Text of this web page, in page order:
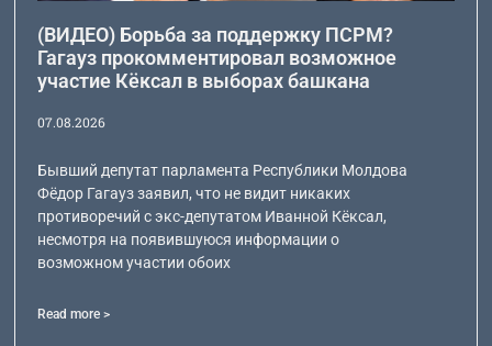
(ВИДЕО) Борьба за поддержку ПСРМ?
Гагауз прокомментировал возможное
участие Кёксал в выборах башкана
07.08.2026
Бывший депутат парламента Республики Молдова
Фёдор Гагауз заявил, что не видит никаких
противоречий с экс-депутатом Иванной Кёксал,
несмотря на появившуюся информации о
возможном участии обоих
Read more >